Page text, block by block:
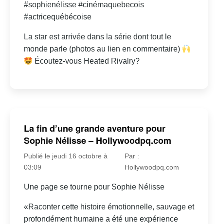
#sophienélisse #cinémaquebecois
#actricequébécoise
La star est arrivée dans la série dont tout le
monde parle (photos au lien en commentaire)
Écoutez-vous Heated Rivalry?
La fin d’une grande aventure pour
Sophie Nélisse – Hollywoodpq.com
Publié le jeudi 16 octobre à
03:09
Par :
Hollywoodpq.com
Une page se tourne pour Sophie Nélisse
«Raconter cette histoire émotionnelle, sauvage et
profondément humaine a été une expérience